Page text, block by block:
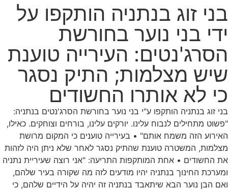
בני זוג בנתניה הותקפו על
ידי בני נוער בחורשת
הסרג'נטים: העירייה טוענת
שיש מצלמות; התיק נסגר
כי לא אותרו החשודים
בני זוג בנתניה הותקפו ע"י בני נוער בחורשת הסרג'נטים בנתניה:
"פשוט מתחילים לנבוח עלינו. יורקים עלינו, בורחים וצוחקים. כאילו,
האירוע הזה משמח אותם" • בעירייה טוענים כי המקום מרושת
מצלמות, המשטרה טוענת שהתיק נסגר לאחר שלא ניתן היה לזהות
את החשודים • אחת המותקפות התריעה: "אני רוצה שעיריית נתניה
ומערכת החינוך בנתניה יהיו מודעים לזה מה שקורה בעיר שלהם,
ואם הבן נוער הבא שיתאבד בנתניה זה יהיה על הידיים שלהם, כי